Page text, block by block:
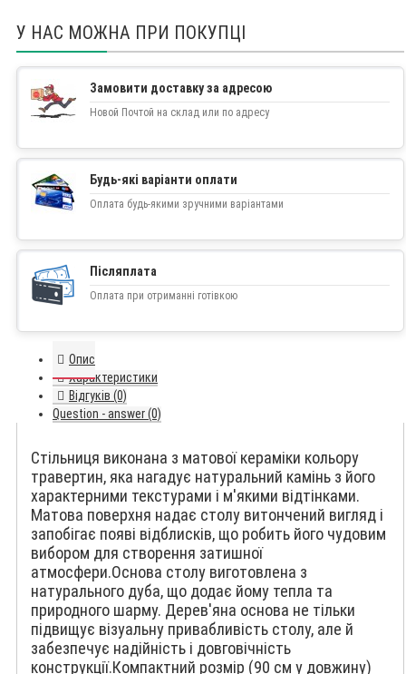
У НАС МОЖНА ПРИ ПОКУПЦІ
Замовити доставку за адресою
Новой Почтой на склад или по адресу
Будь-які варіанти оплати
Оплата будь-якими зручними варіантами
Післяплата
Оплата при отриманні готівкою
Опис
Характеристики
Відгуків (0)
Question - answer (0)
Стільниця виконана з матової кераміки кольору
травертин, яка нагадує натуральний камінь з його
характерними текстурами і м'якими відтінками.
Матова поверхня надає столу витончений вигляд і
запобігає появі відблисків, що робить його чудовим
вибором для створення затишної
атмосфери.Основа столу виготовлена з
натурального дуба, що додає йому тепла та
природного шарму. Дерев'яна основа не тільки
підвищує візуальну привабливість столу, але й
забезпечує надійність і довговічність
конструкції.Компактний розмір (90 см у довжину)